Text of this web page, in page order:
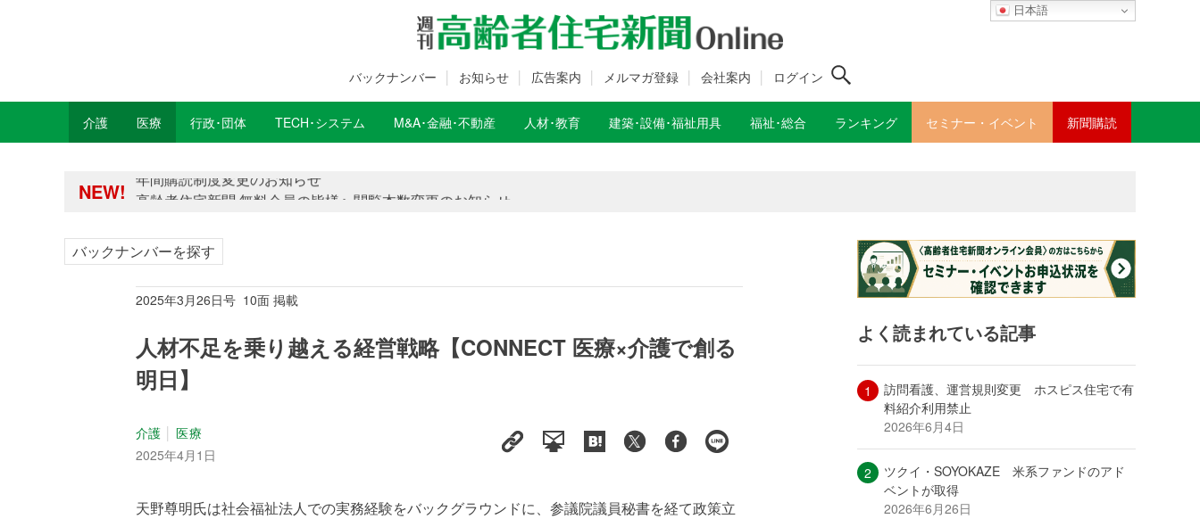
日本語
バックナンバー お知らせ 広告案内 メルマガ登録 会社案内 ログイン
介護 医療 行政･団体 TECH･システム M&A･金融･不動産 人材･教育 建築･設備･福祉用具 福祉･総合 ランキング セミナー・イベント 新聞購読
NEW! 高齢者住宅新聞 無料会員の皆様へ閲覧本数変更のお知らせ
高齢者住宅新聞 無料会員の皆様へ閲覧本数変更のお知らせ
バックナンバーを探す
2025年3月26日号 10面 掲載
人材不足を乗り越える経営戦略【CONNECT 医療×介護で創る
明日】
介護
医療
2025年4月1日
天野尊明氏は社会福祉法人での実務経験をバックグラウンドに、参議院議員秘書を経て政策立
よく読まれている記事
訪問看護、運営規則変更 ホスピス住宅で有
料紹介利用禁止
2026年6月4日
ツクイ・SOYOKAZE 米系ファンドのアド
ベントが取得
2026年6月26日